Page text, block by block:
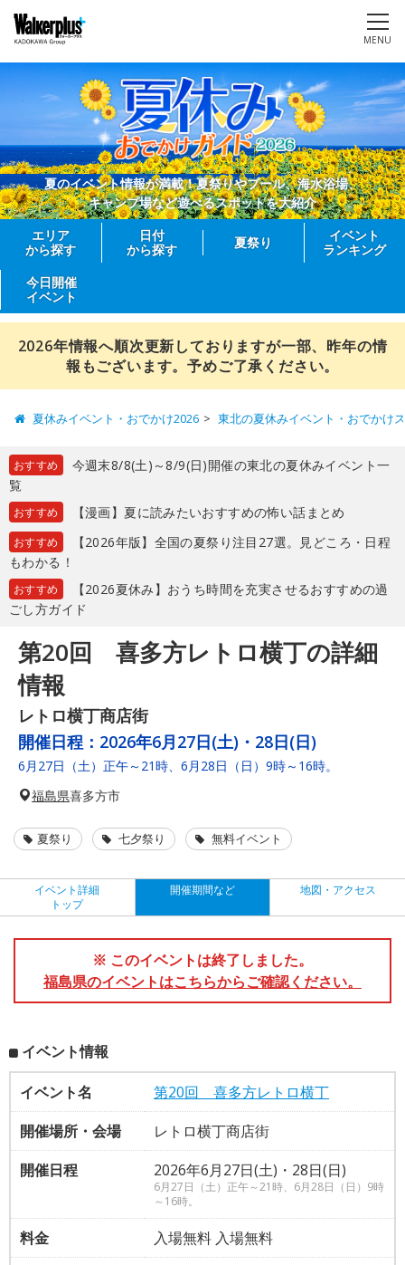
MENU
夏のイベント情報が満載！夏祭りやプール、海水浴場、
キャンプ場など遊べるスポットを大紹介
エリア
から探す
日付
から探す
夏祭り
イベント
ランキング
今日開催
イベント
2026年情報へ順次更新しておりますが一部、昨年の情
報もございます。予めご了承ください。
夏休みイベント・おでかけ2026 東北の夏休みイベント・おでかけ
おすすめ
今週末8/8(土)～8/9(日)開催の東北の夏休みイベント一
覧
おすすめ 【漫画】夏に読みたいおすすめの怖い話まとめ
おすすめ
【2026年版】全国の夏祭り注目27選。見どころ・日程
もわかる！
おすすめ
【2026夏休み】おうち時間を充実させるおすすめの過
ごし方ガイド
第20回 喜多方レトロ横丁の詳細
情報
レトロ横丁商店街
開催日程： 2026年6月27日(土)・28日(日)
6月27日（土）正午～21時、6月28日（日）9時～16時。
福島県喜多方市
夏祭り 七夕祭り 無料イベント
イベント詳細
トップ
開催期間など 地図・アクセス
※ このイベントは終了しました。
福島県のイベントはこちらからご確認ください。
イベント情報
イベント名
第20回 喜多方レトロ横丁
開催場所・会場
レトロ横丁商店街
開催日程
2026年6月27日(土)・28日(日)
6月27日（土）正午～21時、6月28日（日）9時
～16時。
料金
入場無料 入場無料